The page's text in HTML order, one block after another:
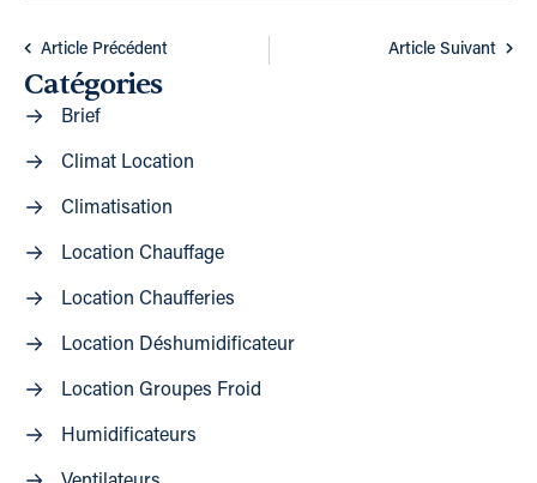
Article Précédent Article Suivant
Catégories
Brief
Climat Location
Climatisation
Location Chauffage
Location Chaufferies
Location Déshumidificateur
Location Groupes Froid
Humidificateurs